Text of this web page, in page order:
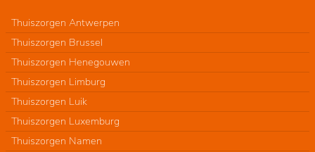
Thuiszorgen Antwerpen
Thuiszorgen Brussel
Thuiszorgen Henegouwen
Thuiszorgen Limburg
Thuiszorgen Luik
Thuiszorgen Luxemburg
Thuiszorgen Namen